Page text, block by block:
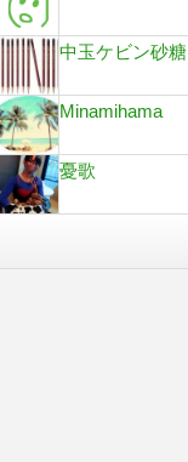
中玉ケビン砂糖
Minamihama
憂歌